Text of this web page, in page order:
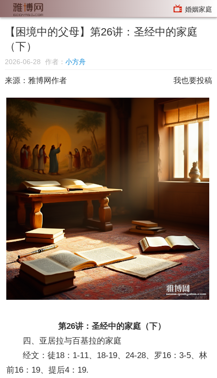
婚姻家庭
【困境中的父母】第26讲：圣经中的家庭
（下）
2026-06-28 作者： 小方舟
来源： 雅博网作者 我也要投稿
第26讲：圣经中的家庭（下）
四、亚居拉与百基拉的家庭
经文：徒18：1-11、18-19、24-28、罗16：3-5、林
前16：19、提后4：19.